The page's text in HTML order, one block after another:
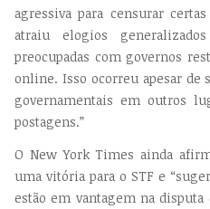
agressiva para censurar
atraiu elogios
preocupadas com governos
online. Isso ocorreu apesar de
governamentais em outros
postagens.”
O New York Times ainda
uma vitória para o STF e
estão em vantagem na